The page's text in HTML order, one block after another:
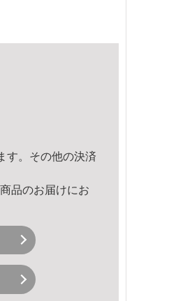
す。その他の決済
品のお届けにお